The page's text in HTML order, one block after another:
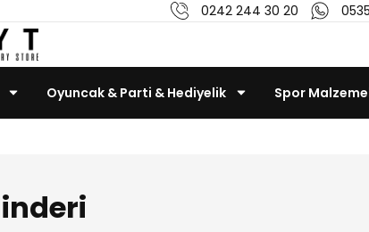
0242 244 30 20
Oyuncak & Parti & Hediyelik Spor